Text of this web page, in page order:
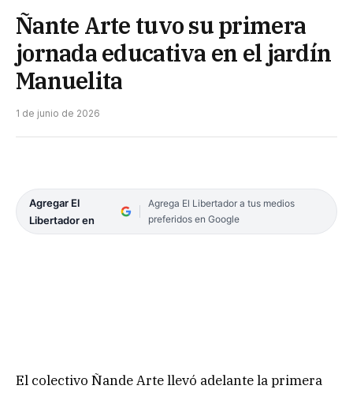
Ñante Arte tuvo su primera
jornada educativa en el jardín
Manuelita
1 de junio de 2026
Agregar El
Libertador en
Agrega El Libertador a tus medios
preferidos en Google
El colectivo Ñande Arte llevó adelante la primera